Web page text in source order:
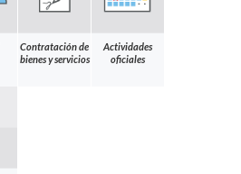
Contratación de
bienes y servicios
Actividades
oficiales